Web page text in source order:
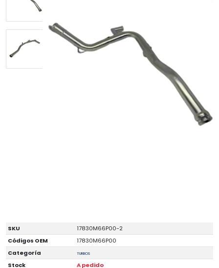
SKU
17830M66P00-2
Códigos OEM
17830M66P00
Categoría
TURBOS
Stock A pedido